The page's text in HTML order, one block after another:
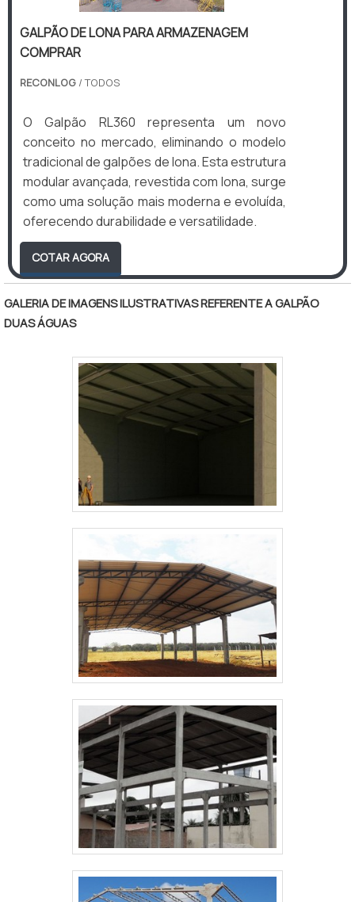
GALPÃO DE LONA PARA ARMAZENAGEM
COMPRAR
RECONLOG / TODOS
O Galpão RL360 representa um novo
conceito no mercado, eliminando o modelo
tradicional de galpões de lona. Esta estrutura
modular avançada, revestida com lona, surge
como uma solução mais moderna e evoluída,
oferecendo durabilidade e versatilidade.
COTAR AGORA
GALERIA DE IMAGENS ILUSTRATIVAS REFERENTE A GALPÃO
DUAS ÁGUAS